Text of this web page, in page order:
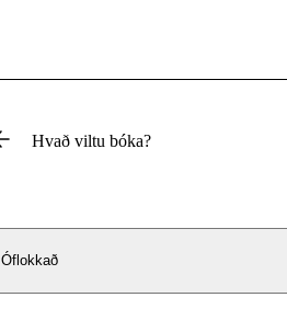
Hvað viltu bóka?
Óflokkað